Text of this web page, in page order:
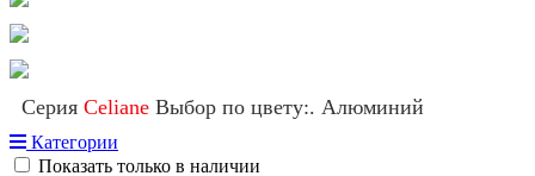
Серия Celiane Выбор по цвету:. Алюминий
Категории
Показать только в наличии